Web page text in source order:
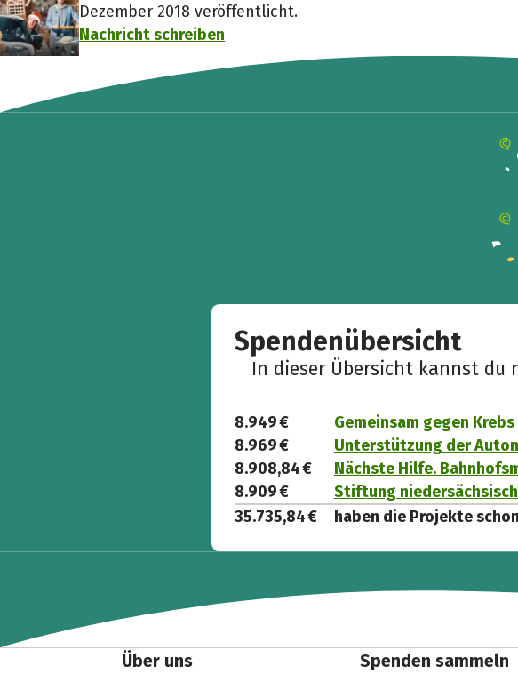
Dezember 2018 veröffentlicht.
Nachricht schreiben
Spendenübersicht
In dieser Übersicht kannst du
8.949 €
Gemeinsam gegen Krebs
8.969 €
Unterstützung der
8.908,84 €
Nächste Hilfe.
8.909 €
Stiftung
35.735,84 €
haben die Projekte
Über uns Spenden sammeln